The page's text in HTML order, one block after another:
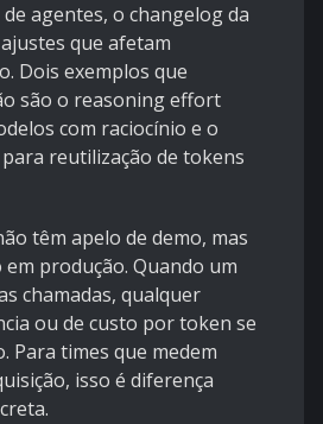
de agentes, o changelog da
que afetam
Dois exemplos que
são o reasoning effort
com raciocínio e o
para reutilização de tokens
têm apelo de demo, mas
produção. Quando um
chamadas, qualquer
ou de custo por token se
Para times que medem
isso é diferença